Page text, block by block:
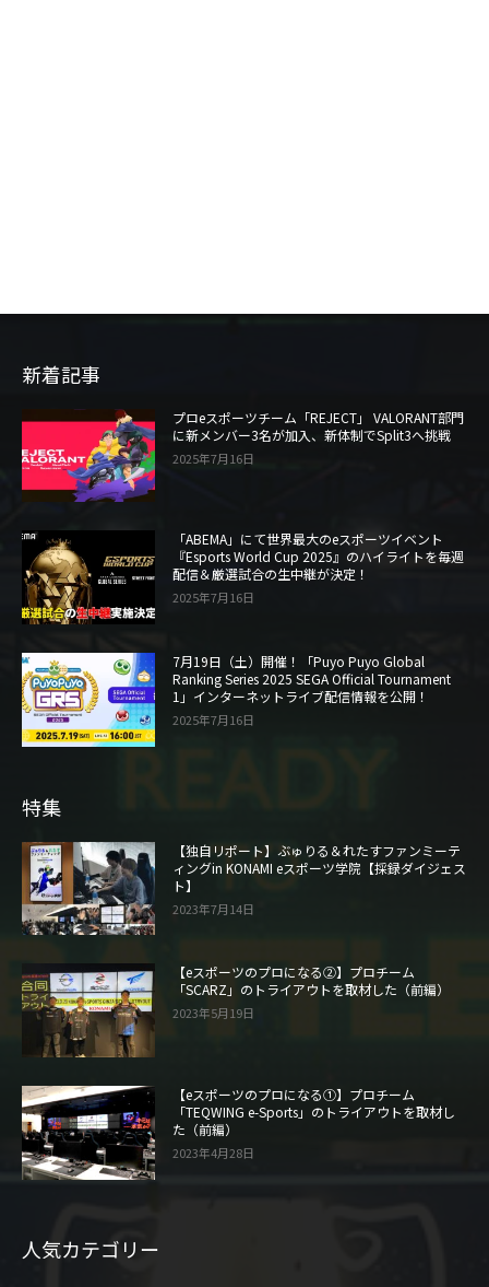
新着記事
プロeスポーツチーム「REJECT」 VALORANT部門
に新メンバー3名が加入、新体制でSplit3へ挑戦
2025年7月16日
「ABEMA」にて世界最大のeスポーツイベント
『Esports World Cup 2025』のハイライトを毎週
配信＆厳選試合の生中継が決定！
2025年7月16日
7月19日（土）開催！「Puyo Puyo Global
Ranking Series 2025 SEGA Official Tournament
1」インターネットライブ配信情報を公開！
2025年7月16日
特集
【独自リポート】ぶゅりる＆れたすファンミーテ
ィングin KONAMI eスポーツ学院【採録ダイジェス
ト】
2023年7月14日
【eスポーツのプロになる②】プロチーム
「SCARZ」のトライアウトを取材した（前編）
2023年5月19日
【eスポーツのプロになる①】プロチーム
「TEQWING e-Sports」のトライアウトを取材し
た（前編）
2023年4月28日
人気カテゴリー